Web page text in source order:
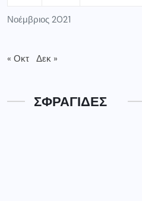
Νοέμβριος 2021
« Οκτ Δεκ »
ΣΦΡΑΓΙΔΕΣ